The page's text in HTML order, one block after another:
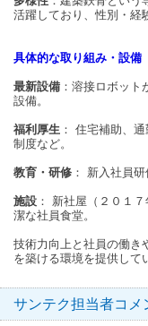
活躍しており、性別・経
具体的な取り組み・設備
最新設備 ：溶接ロボッ
設備。
福利厚生 ： 住宅補助、
制度など。
教育・研修 ： 新入社員
施設 ： 新社屋（２０１
潔な社員食堂。
技術力向上と社員の働き
を築ける環境を提供して
サンテク担当者コメ